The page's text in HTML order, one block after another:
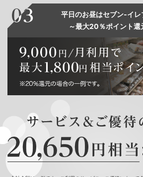
平日のお昼はセブン‐イレ
～最大20％ポイント還